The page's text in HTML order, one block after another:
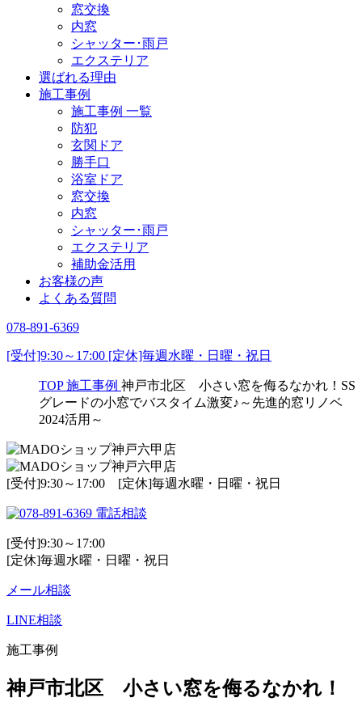
窓交換
内窓
シャッター･雨戸
エクステリア
選ばれる理由
施工事例
施工事例 一覧
防犯
玄関ドア
勝手口
浴室ドア
窓交換
内窓
シャッター･雨戸
エクステリア
補助金活用
お客様の声
よくある質問
078-891-6369
[受付]9:30～17:00 [定休]毎週水曜・日曜・祝日
TOP 施工事例 神戸市北区 小さい窓を侮るなかれ！SS
グレードの小窓でバスタイム激変♪～先進的窓リノベ
2024活用～
[受付]9:30～17:00 [定休]毎週水曜・日曜・祝日
電話相談
[受付]9:30～17:00
[定休]毎週水曜・日曜・祝日
メール相談
LINE相談
施工事例
神戸市北区 小さい窓を侮るなかれ！